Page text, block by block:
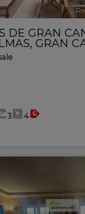
DE GRAN
GRAN
3 4